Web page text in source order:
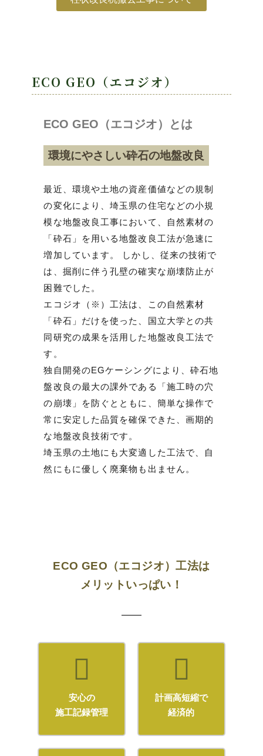
ECO GEO（エコジオ）
ECO GEO（エコジオ）とは
環境にやさしい砕石の地盤改良
最近、環境や土地の資産価値などの規制
の変化により、埼玉県の住宅などの小規
模な地盤改良工事において、自然素材の
「砕石」を用いる地盤改良工法が急速に
増加しています。 しかし、従来の技術で
は、掘削に伴う孔壁の確実な崩壊防止が
困難でした。
エコジオ（※）工法は、この自然素材
「砕石」だけを使った、国立大学との共
同研究の成果を活用した地盤改良工法で
す。
独自開発のEGケーシングにより、砕石地
盤改良の最大の課外である「施工時の穴
の崩壊」を防ぐとともに、簡単な操作で
常に安定した品質を確保できた、画期的
な地盤改良技術です。
埼玉県の土地にも大変適した工法で、自
然にもに優しく廃棄物も出ません。
ECO GEO（エコジオ）工法は
メリットいっぱい！
安心の
施工記録管理
計画高短縮で
経済的